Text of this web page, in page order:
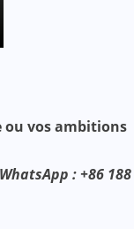
ou vos ambitions
: +86 188